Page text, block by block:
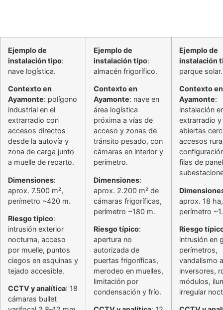
Ejemplo de
instalación tipo:
nave logística.
Contexto en
Ayamonte: polígono
industrial en el
extrarradio con
accesos directos
desde la autovía y
zona de carga junto
a muelle de reparto.
Dimensiones:
aprox. 7.500 m²,
perímetro ~420 m.
Riesgo típico:
intrusión exterior
nocturna, acceso
por muelle, puntos
ciegos en esquinas y
tejado accesible.
CCTV y analítica: 18
cámaras bullet
Ejemplo de
instalación tipo:
almacén frigorífico.
Contexto en
Ayamonte: nave en
área logística
próxima a vías de
acceso y zonas de
tránsito pesado, con
cámaras en interior y
perímetro.
Dimensiones:
aprox. 2.200 m² de
cámaras frigoríficas,
perímetro ~180 m.
Riesgo típico:
apertura no
autorizada de
puertas frigoríficas,
merodeo en muelles,
limitación por
condensación y frío.
Ejemplo de
instalación
parque solar.
Contexto en
Ayamonte:
instalación
extrarradio y
abiertas
accesos
filas de
aprox. 18 ha,
perímetro
Riesgo
intrusión en
perímetros,
vandalismo a
inversores,
módulos,
irregular